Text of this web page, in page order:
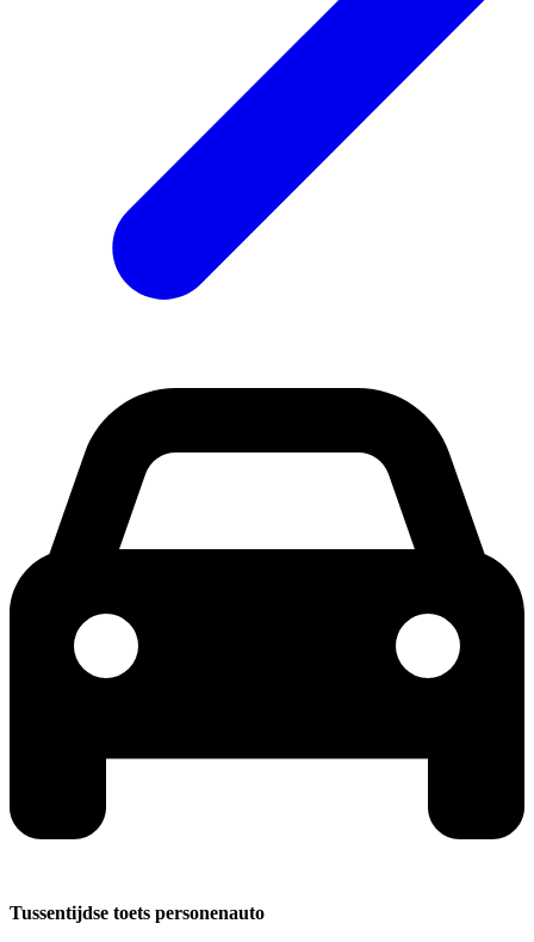
Tussentijdse toets personenauto